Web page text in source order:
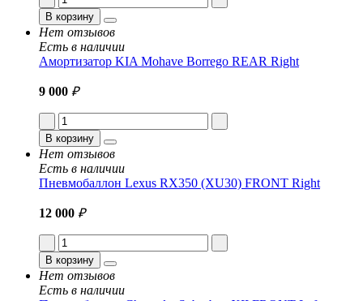
В корзину
Нет отзывов
Есть в наличии
Амортизатор KIA Mohave Borrego REAR Right
9 000 ₽
В корзину
Нет отзывов
Есть в наличии
Пневмобаллон Lexus RX350 (XU30) FRONT Right
12 000 ₽
В корзину
Нет отзывов
Есть в наличии